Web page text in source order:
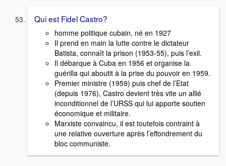
Qui est Fidel Castro?
homme politique cubain, né en 1927
Il prend en main la lutte contre le dictateur
Batista, connaît la prison (1953-55), puis l’exil.
Il débarque à Cuba en 1956 et organise la
guérilla qui aboutit à la prise du pouvoir en 1959.
Premier ministre (1959) puis chef de l’Etat
(depuis 1976), Castro devient très vite un allié
inconditionnel de l’URSS qui lui apporte soutien
économique et militaire.
Marxiste convaincu, il est toutefois contraint à
une relative ouverture après l’effondrement du
bloc communiste.